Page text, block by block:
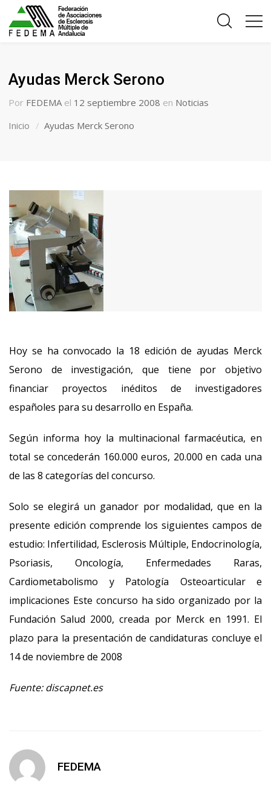
Ayudas Merck Serono
Por FEDEMA el 12 septiembre 2008 en Noticias
Inicio
Ayudas Merck Serono
Hoy se ha convocado la 18 edición de ayudas Merck
Serono de investigación, que tiene por objetivo
financiar proyectos inéditos de investigadores
españoles para su desarrollo en España.
Según informa hoy la multinacional farmacéutica, en
total se concederán 160.000 euros, 20.000 en cada una
de las 8 categorías del concurso.
Solo se elegirá un ganador por modalidad, que en la
presente edición comprende los siguientes campos de
estudio: Infertilidad, Esclerosis Múltiple, Endocrinología,
Psoriasis, Oncología, Enfermedades Raras,
Cardiometabolismo y Patología Osteoarticular e
implicaciones Este concurso ha sido organizado por la
Fundación Salud 2000, creada por Merck en 1991. El
plazo para la presentación de candidaturas concluye el
14 de noviembre de 2008
Fuente: discapnet.es
FEDEMA